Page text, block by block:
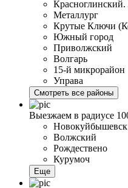
Металлург
Крутые Ключи
Южный город
Приволжский
Волгарь
15-й микрорайон
Управа
Смотреть все районы
Выезжаем в радиусе
Новокуйбышевск
Волжский
Рождествено
Курумоч
Еще